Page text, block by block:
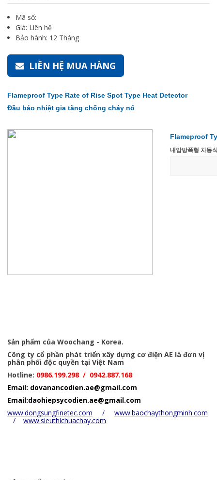
Mã số:
Giá: Liên hệ
Bảo hành: 12 Tháng
LIÊN HỆ MUA HÀNG
Flameproof Type Rate of Rise Spot Type Heat Detector
Đầu báo nhiệt gia tăng chống cháy nổ
Flameproof
내압방폭형 차동
Sản phẩm của Woochang - Korea.
Công ty cổ phần phát triển xây dựng cơ điện AE là đơn vị
phân phối độc quyền tại Việt Nam
Hotline: 0986.199.298 / 0942.887.168
Email: dovanancodien.ae@gmail.com
Email:daohiepsycodien.ae@gmail.com
www.dongsungfinetec.com
/ www.baochaythongminh.com
/ www.sieuthichuachay.com